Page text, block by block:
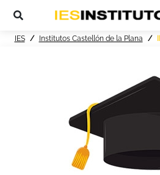
IES Institutos Castellón de la Plana